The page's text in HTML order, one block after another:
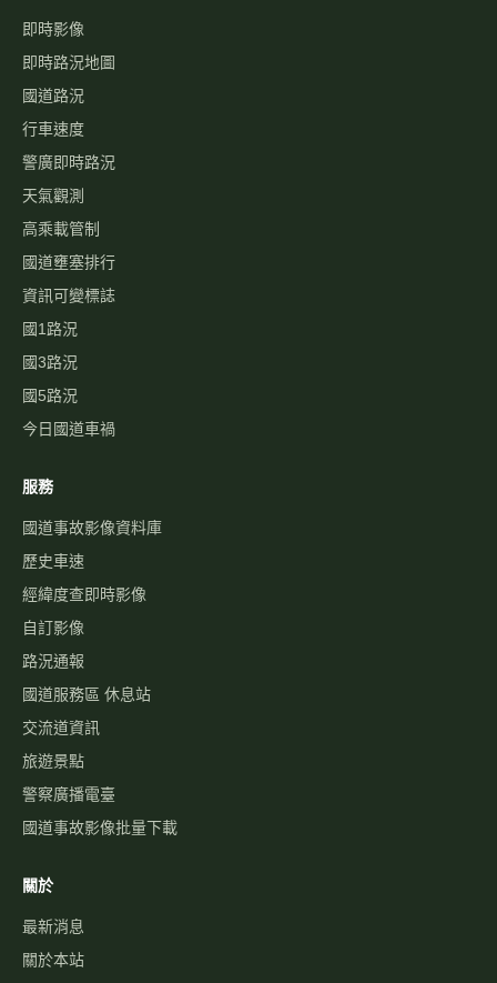
即時影像
即時路況地圖
國道路況
行車速度
警廣即時路況
天氣觀測
高乘載管制
國道壅塞排行
資訊可變標誌
國1路況
國3路況
國5路況
今日國道車禍
服務
國道事故影像資料庫
歷史車速
經緯度查即時影像
自訂影像
路況通報
國道服務區 休息站
交流道資訊
旅遊景點
警察廣播電臺
國道事故影像批量下載
關於
最新消息
關於本站